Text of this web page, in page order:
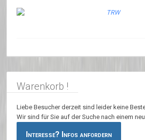
Warenkorb !
Liebe Besucher derzeit sind leider keine
Wir sind für Sie auf der Suche nach einem
Interesse? Infos anfordern